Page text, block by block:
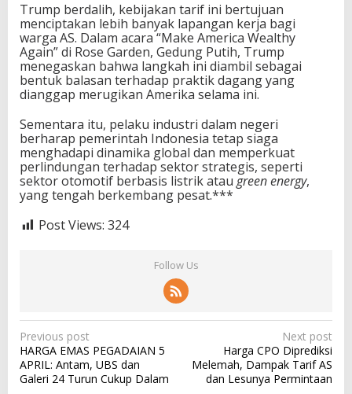
Trump berdalih, kebijakan tarif ini bertujuan
menciptakan lebih banyak lapangan kerja bagi
warga AS. Dalam acara “Make America Wealthy
Again” di Rose Garden, Gedung Putih, Trump
menegaskan bahwa langkah ini diambil sebagai
bentuk balasan terhadap praktik dagang yang
dianggap merugikan Amerika selama ini.
Sementara itu, pelaku industri dalam negeri
berharap pemerintah Indonesia tetap siaga
menghadapi dinamika global dan memperkuat
perlindungan terhadap sektor strategis, seperti
sektor otomotif berbasis listrik atau green energy,
yang tengah berkembang pesat.***
Post Views: 324
Follow Us
P
o
s
Previous post
HARGA EMAS PEGADAIAN 5
APRIL: Antam, UBS dan
Galeri 24 Turun Cukup Dalam
Next post
Harga CPO Diprediksi
Melemah, Dampak Tarif AS
dan Lesunya Permintaan